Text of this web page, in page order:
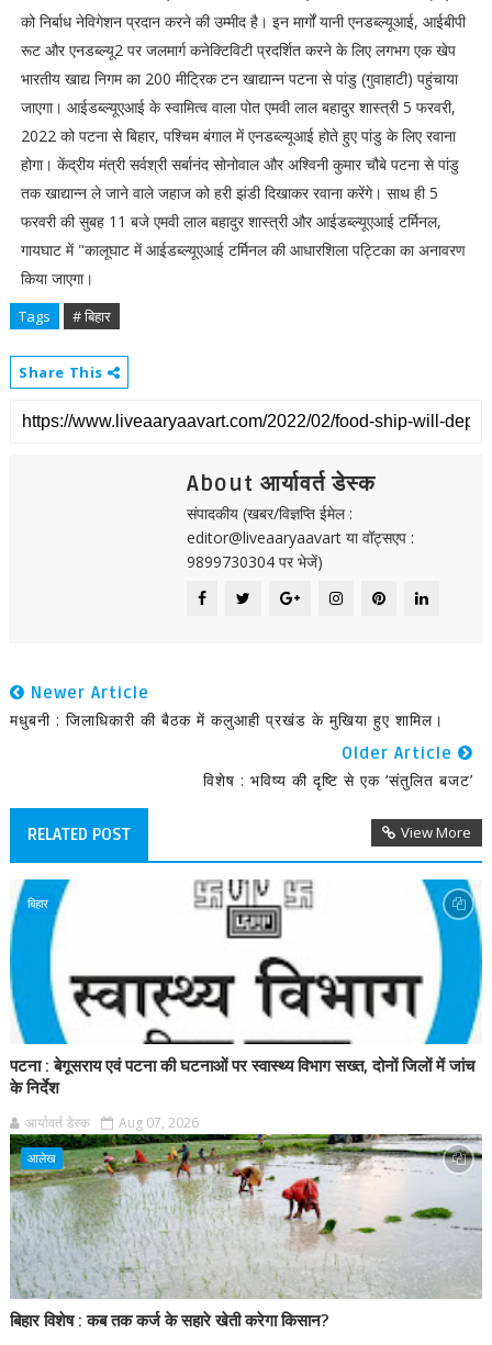
को निर्बाध नेविगेशन प्रदान करने की उम्मीद है। इन मार्गों यानी एनडब्ल्यूआई, आईबीपी
रूट और एनडब्ल्यू2 पर जलमार्ग कनेक्टिविटी प्रदर्शित करने के लिए लगभग एक खेप
भारतीय खाद्य निगम का 200 मीट्रिक टन खाद्यान्न पटना से पांडु (गुवाहाटी) पहुंचाया
जाएगा। आईडब्ल्यूएआई के स्वामित्व वाला पोत एमवी लाल बहादुर शास्त्री 5 फरवरी,
2022 को पटना से बिहार, पश्चिम बंगाल में एनडब्ल्यूआई होते हुए पांडु के लिए रवाना
होगा। केंद्रीय मंत्री सर्वश्री सर्बानंद सोनोवाल और अश्विनी कुमार चौबे पटना से पांडु
तक खाद्यान्न ले जाने वाले जहाज को हरी झंडी दिखाकर रवाना करेंगे। साथ ही 5
फरवरी की सुबह 11 बजे एमवी लाल बहादुर शास्त्री और आईडब्ल्यूएआई टर्मिनल,
गायघाट में "कालूघाट में आईडब्ल्यूएआई टर्मिनल की आधारशिला पट्टिका का अनावरण
किया जाएगा।
Tags # बिहार
Share This
About आर्यावर्त डेस्क
संपादकीय (खबर/विज्ञप्ति ईमेल :
editor@liveaaryaavart या वॉट्सएप :
9899730304 पर भेजें)
Newer Article
मधुबनी : जिलाधिकारी की बैठक में कलुआही प्रखंड के मुखिया हुए शामिल।
Older Article
विशेष : भविष्य की दृष्टि से एक ‘संतुलित बजट’
RELATED POST View More
बिहार
पटना : बेगूसराय एवं पटना की घटनाओं पर स्वास्थ्य विभाग सख्त, दोनों जिलों में जांच
के निर्देश
आर्यावर्त डेस्क Aug 07, 2026
आलेख
बिहार विशेष : कब तक कर्ज के सहारे खेती करेगा किसान?